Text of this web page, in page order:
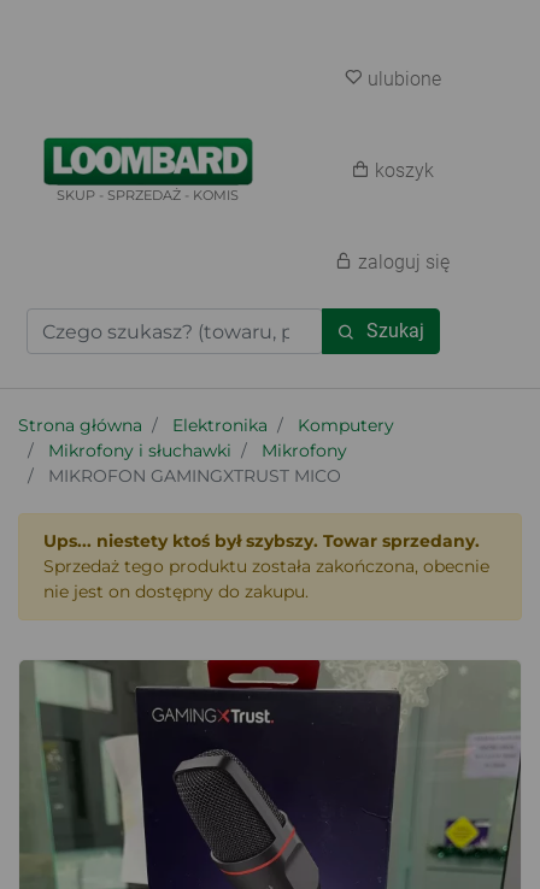
SKUP - SPRZEDAŻ - KOMIS
Szukaj
ulubione
koszyk
zaloguj się
Strona główna Elektronika
Komputery
Mikrofony i słuchawki
Mikrofony
MIKROFON GAMINGXTRUST MICO
Ups... niestety ktoś był szybszy. Towar sprzedany.
Sprzedaż tego produktu została zakończona, obecnie
nie jest on dostępny do zakupu.